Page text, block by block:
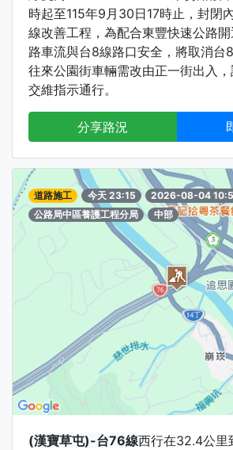
時起至115年9月30日17時止，封閉
線改善工程，為配合東豐快速公路
路車流與台8線路口安全，將取消台
往來公園街車輛需改由正一街出入
交維指示通行。
分享路況
道路施工 今天 23:15
2026-08-04
公路局中區養護工程分局
中部
(漢寶草屯)-台76線西行在32.4公里